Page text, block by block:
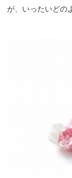
が、いったいどの